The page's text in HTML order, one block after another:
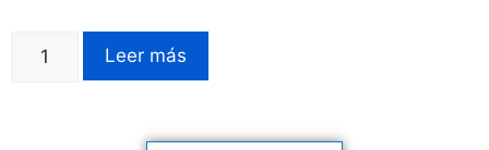
Leer más